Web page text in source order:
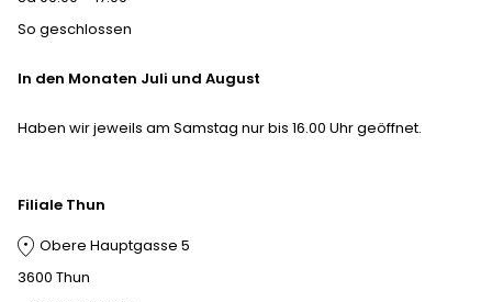
So geschlossen
In den Monaten Juli und August
Haben wir jeweils am Samstag nur bis 16.00 Uhr geöffnet.
Filiale Thun
Obere Hauptgasse 5
3600 Thun